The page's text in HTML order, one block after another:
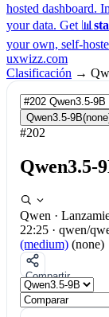
hosted dashboard.
your data. Get 📊
your own, self-
uxwizz.com
Clasificación →
Qwen3.5-9B
#202
Qwen3.5-
Qwen ·
22:25 · qwen/
(medium) (none)
Compartir